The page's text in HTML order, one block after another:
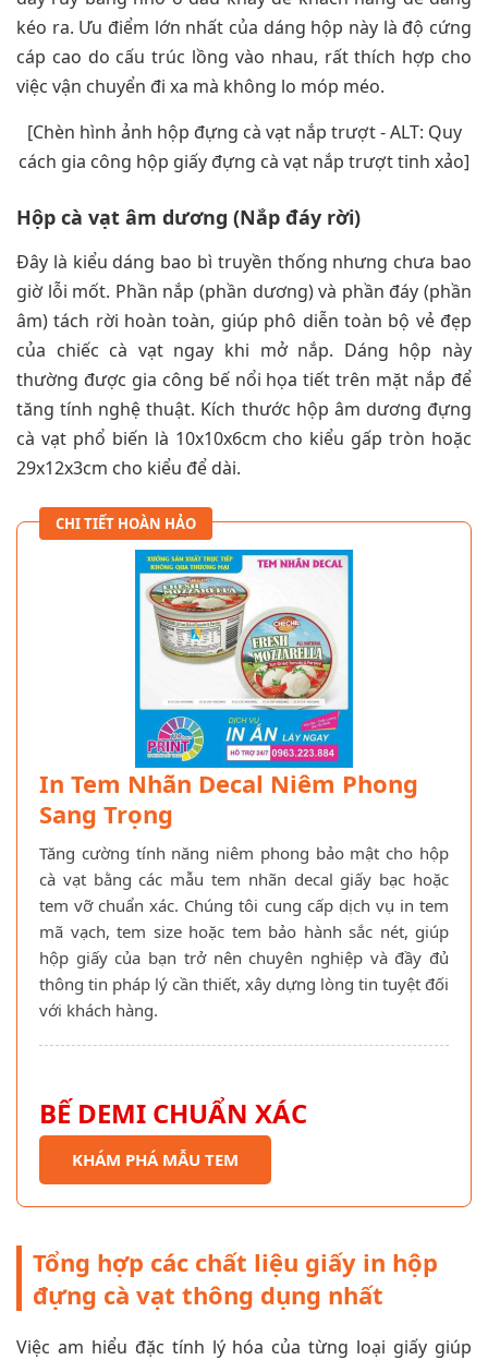
kéo ra. Ưu điểm lớn nhất của dáng hộp này là độ cứng
cáp cao do cấu trúc lồng vào nhau, rất thích hợp cho
việc vận chuyển đi xa mà không lo móp méo.
[Chèn hình ảnh hộp đựng cà vạt nắp trượt - ALT: Quy
cách gia công hộp giấy đựng cà vạt nắp trượt tinh xảo]
Hộp cà vạt âm dương (Nắp đáy rời)
Đây là kiểu dáng bao bì truyền thống nhưng chưa bao
giờ lỗi mốt. Phần nắp (phần dương) và phần đáy (phần
âm) tách rời hoàn toàn, giúp phô diễn toàn bộ vẻ đẹp
của chiếc cà vạt ngay khi mở nắp. Dáng hộp này
thường được gia công bế nổi họa tiết trên mặt nắp để
tăng tính nghệ thuật. Kích thước hộp âm dương đựng
cà vạt phổ biến là 10x10x6cm cho kiểu gấp tròn hoặc
29x12x3cm cho kiểu để dài.
CHI TIẾT HOÀN HẢO
In Tem Nhãn Decal Niêm Phong
Sang Trọng
Tăng cường tính năng niêm phong bảo mật cho hộp
cà vạt bằng các mẫu tem nhãn decal giấy bạc hoặc
tem vỡ chuẩn xác. Chúng tôi cung cấp dịch vụ in tem
mã vạch, tem size hoặc tem bảo hành sắc nét, giúp
hộp giấy của bạn trở nên chuyên nghiệp và đầy đủ
thông tin pháp lý cần thiết, xây dựng lòng tin tuyệt đối
với khách hàng.
BẾ DEMI CHUẨN XÁC
KHÁM PHÁ MẪU TEM
Tổng hợp các chất liệu giấy in hộp
đựng cà vạt thông dụng nhất
Việc am hiểu đặc tính lý hóa của từng loại giấy giúp